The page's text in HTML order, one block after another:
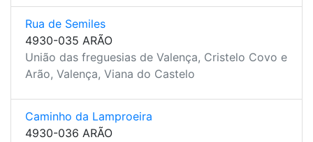
Rua de Semiles
4930-035 ARÃO
União das freguesias de Valença, Cristelo Covo e
Arão, Valença, Viana do Castelo
Caminho da Lamproeira
4930-036 ARÃO